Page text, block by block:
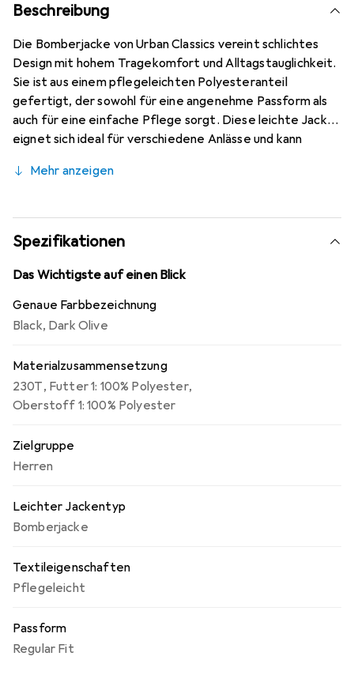
Beschreibung
Die Bomberjacke von Urban Classics vereint schlichtes
Design mit hohem Tragekomfort und Alltagstauglichkeit.
Sie ist aus einem pflegeleichten Polyesteranteil
gefertigt, der sowohl für eine angenehme Passform als
auch für eine einfache Pflege sorgt. Diese leichte Jacke
eignet sich ideal für verschiedene Anlässe und kann
Die Kombination aus dunklem Olivgrün und Schwarz
kombinieren lässt. Die Bomberjacke ist in der Grösse S
erhältlich und bietet eine bequeme Passform, die sich an
die Körperform anpasst. Sie ist eine ausgezeichnete
Wahl für alle, die Wert auf Stil und Funktionalität legen.
Mehr anzeigen
Spezifikationen
Das Wichtigste auf einen Blick
Genaue Farbbezeichnung
Black, Dark Olive
Materialzusammensetzung
230T, Futter 1: 100% Polyester,
Oberstoff 1: 100% Polyester
Zielgruppe
Herren
Leichter Jackentyp
Bomberjacke
Textileigenschaften
Pflegeleicht
Passform
Regular Fit